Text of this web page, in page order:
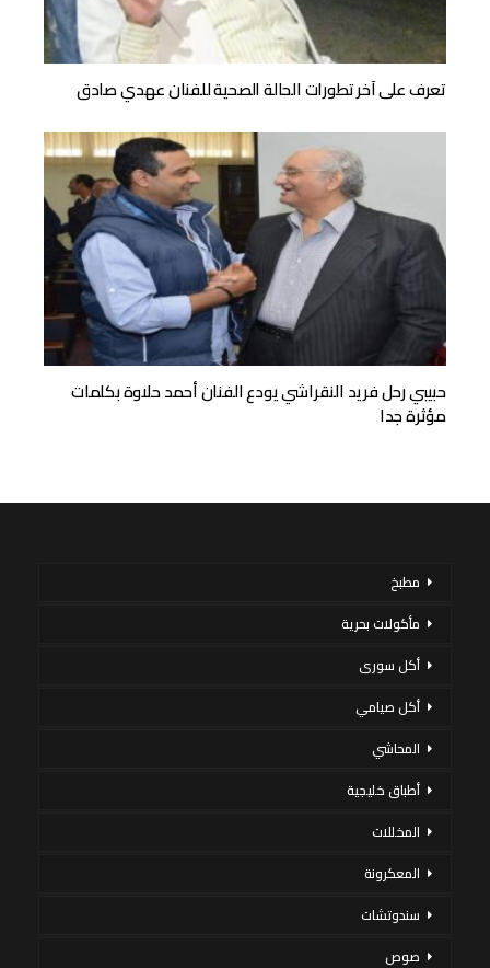
تعرف على آخر تطورات الحالة الصحية للفنان عهدي صادق
حبيبي رحل فريد النقراشي يودع الفنان أحمد حلاوة بكلمات
مؤثرة جدا
مطبخ
مأكولات بحرية
أكل سورى
أكل صيامي
المحاشي
أطباق خليجية
المخللات
المعكرونة
سندوتشات
صوص